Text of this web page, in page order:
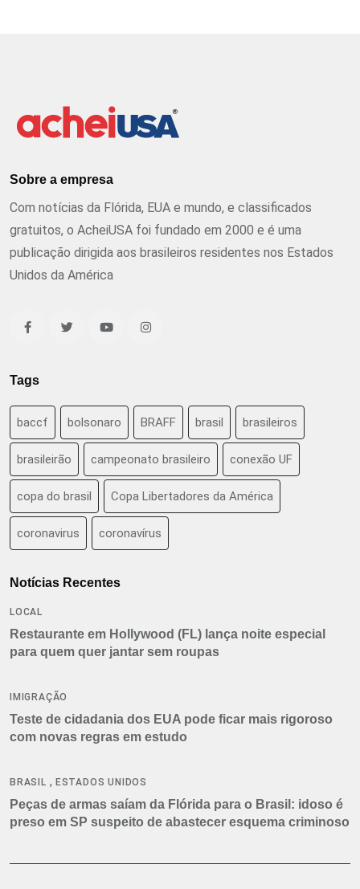
Sobre a empresa
Com notícias da Flórida, EUA e mundo, e classificados
gratuitos, o AcheiUSA foi fundado em 2000 e é uma
publicação dirigida aos brasileiros residentes nos Estados
Unidos da América
Tags
baccf bolsonaro BRAFF brasil brasileiros
brasileirão campeonato brasileiro conexão UF
copa do brasil Copa Libertadores da América
coronavirus coronavírus
Notícias Recentes
LOCAL
Restaurante em Hollywood (FL) lança noite especial
para quem quer jantar sem roupas
IMIGRAÇÃO
Teste de cidadania dos EUA pode ficar mais rigoroso
com novas regras em estudo
BRASIL , ESTADOS UNIDOS
Peças de armas saíam da Flórida para o Brasil: idoso é
preso em SP suspeito de abastecer esquema criminoso